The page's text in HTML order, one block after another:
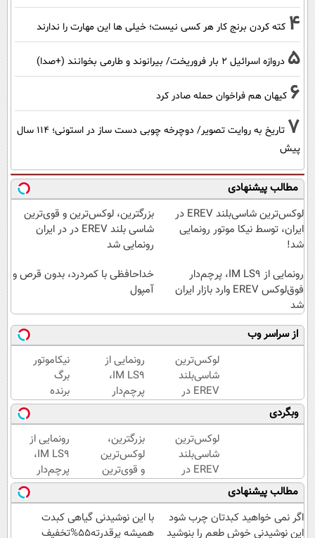
4 کته کردن برنج کار هر کسی نیست؛ خیلی ها این مهارت را ندارند
5 دروازه اسرائیل ۲ بار فروریخت/ بیرانوند و طارمی بخوانند (+صدا)
6 کیهان هم فراخوان حمله صادر کرد
7
تاریخ به روایت تصویر/ دوچرخه چوبی دست ساز در استونی؛ 114 سال
پیش
مطالب پیشنهادی
لوکس‌ترین شاسی‌بلند EREV در
ایران، توسط نیکا موتور رونمایی
شد!
بزرگترین، لوکس‌ترین و قوی‌ترین
شاسی بلند EREV در در ایران
رونمایی شد
رونمایی از IM LS9، پرچم‌دار
فوق‌لوکس EREV وارد بازار ایران
شد
خداحافظی با کمردرد، بدون قرص و
آمپول
از سراسر وب
لوکس‌ترین
شاسی‌بلند
EREV در
ایران،
توسط نیکا
موتور
رونمایی
شد!
رونمایی از
IM LS9،
پرچم‌دار
فوق‌لوکس
EREV
وارد بازار
ایران شد
نیکاموتور
برگ
برنده
جدیدش
را رو کرد،
IM LS9
رسماً
وارد بازار
ایران شد
وبگردی
لوکس‌ترین
شاسی‌بلند
EREV در
ایران،
توسط نیکا
موتور
رونمایی
بزرگترین،
لوکس‌ترین
و قوی‌ترین
شاسی بلند
EREV در
در ایران
رونمایی
رونمایی از
IM LS9،
پرچم‌دار
فوق‌لوکس
EREV
وارد بازار
ایران شد
مطالب پیشنهادی
اگر نمی خواهید کبدتان چرب شود
این نوشیدنی خوش طعم را بنوشید
با این نوشیدنی گیاهی کبدت
همیشه پرقدرته55%تخفیف